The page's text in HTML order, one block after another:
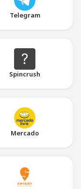
Telegram
Spincrush
Mercado